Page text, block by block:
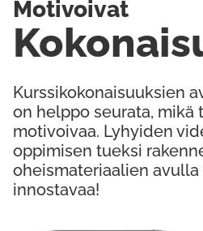
Kurssikokonaisuuksien
on helppo seurata, mikä
motivoivaa. Lyhyiden
oppimisen tueksi
oheismateriaalien
innostavaa!
Motivoivat